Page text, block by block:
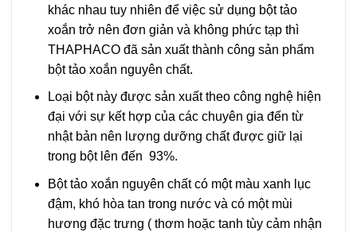
khác nhau tuy nhiên để việc sử dụng bột tảo
xoắn trở nên đơn giản và không phức tạp thì
THAPHACO đã sản xuất thành công sản phẩm
bột tảo xoắn nguyên chất.
Loại bột này được sản xuất theo công nghệ hiện
đại với sự kết hợp của các chuyên gia đến từ
nhật bản nên lượng dưỡng chất được giữ lại
trong bột lên đến 93%.
Bột tảo xoắn nguyên chất có một màu xanh lục
đậm, khó hòa tan trong nước và có một mùi
hương đặc trưng ( thơm hoặc tanh tùy cảm nhận